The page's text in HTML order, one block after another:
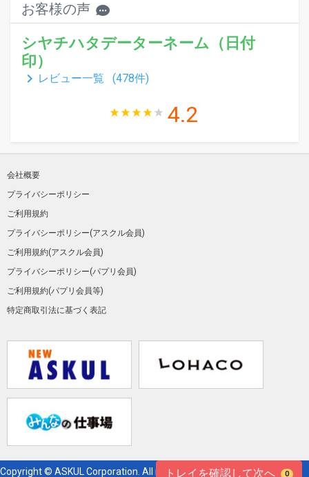
お客様の声
シヤチハタデーターネーム（日付
印）
keyboard_arrow_right レビュー一覧 (478件)
4.2
トレイを確認して次へ 0
会社概要
プライバシーポリシー
ご利用規約
プライバシーポリシー(アスクル会員)
ご利用規約(アスクル会員)
プライバシーポリシー(パプリ会員)
ご利用規約(パプリ会員等)
特定商取引法に基づく表記
Copyright © ASKUL Corporation. All right reserved.